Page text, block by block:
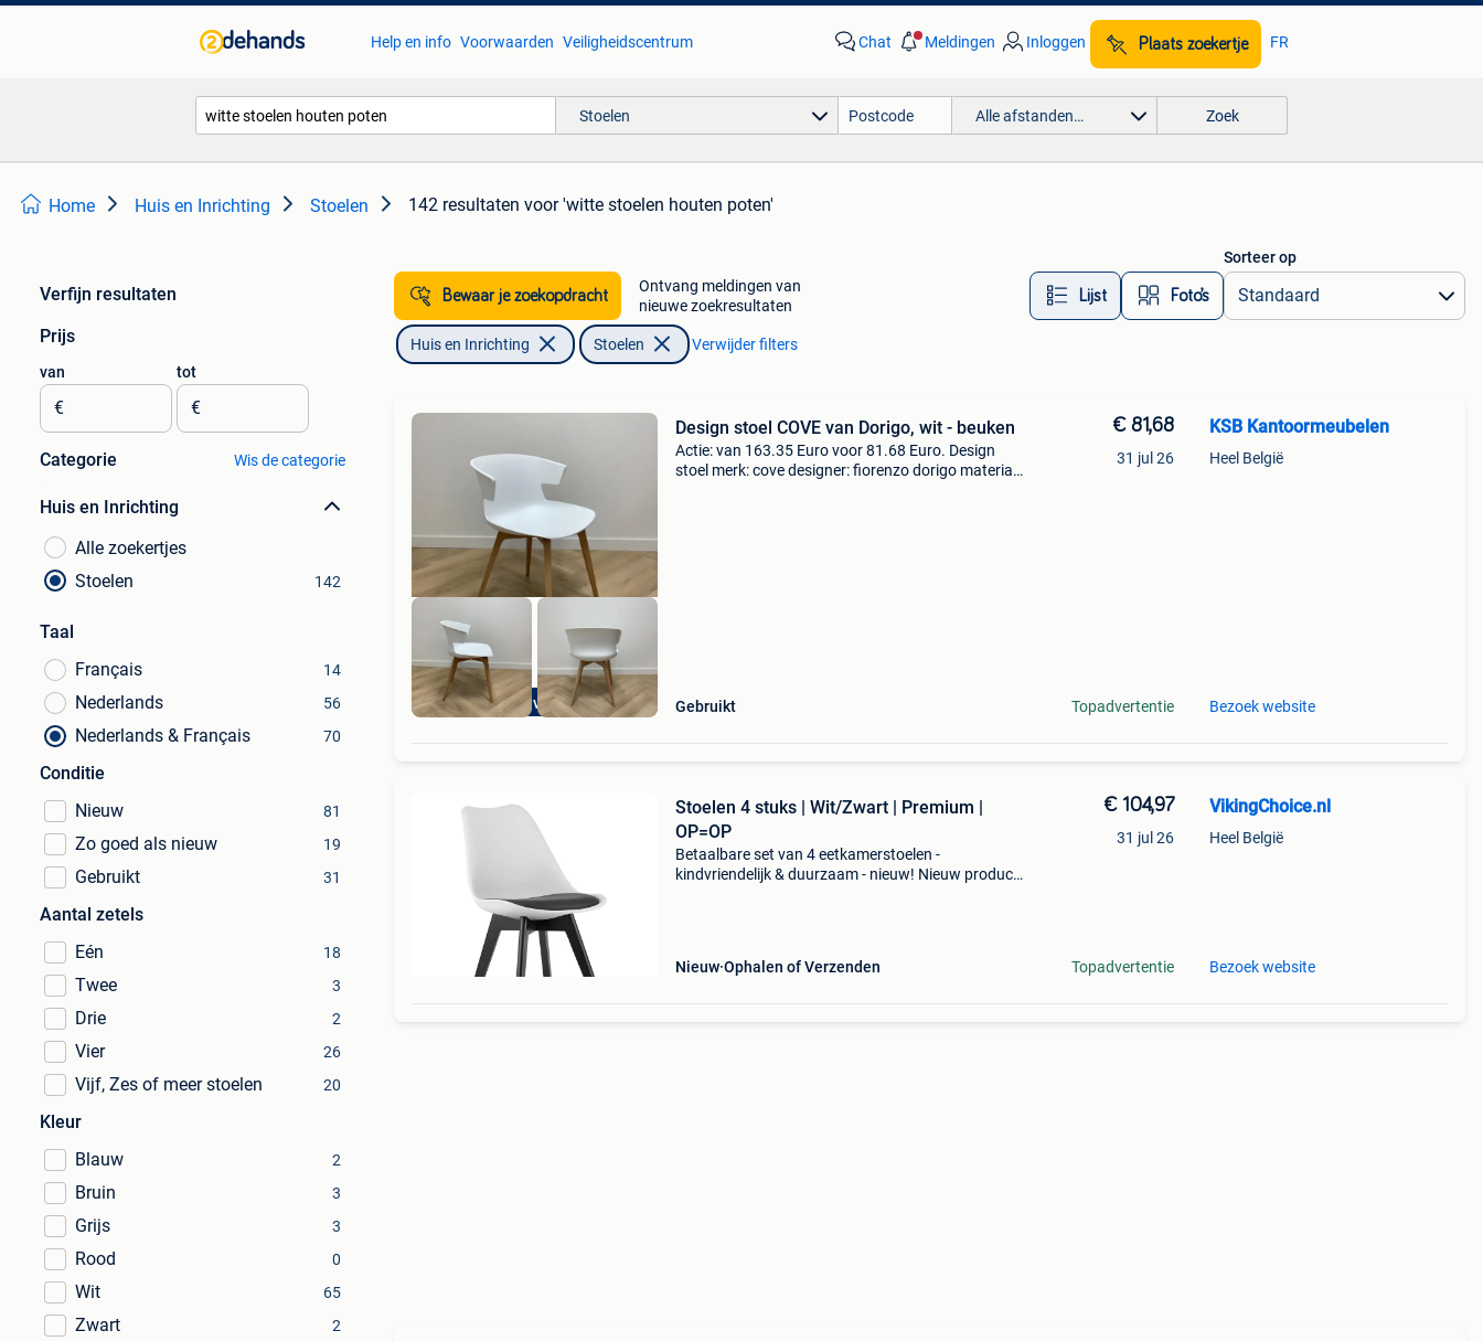
Help en info Voorwaarden Veiligheidscentrum Chat Meldingen Inloggen Plaats zoekertje FR
Stoelen Alle afstanden… Zoek
Home Huis en Inrichting Stoelen 142 resultaten voor 'witte stoelen houten poten'
Verfijn resultaten
Prijs
van
€
tot
€
Categorie Wis de categorie
Huis en Inrichting
Alle zoekertjes
Stoelen
142
Taal
Français
14
Nederlands 56
Nederlands & Français 70
Conditie
Nieuw
81
Zo goed als nieuw 19
Gebruikt 31
Aantal zetels
Eén
18
Twee 3
Drie 2
Vier 26
Vijf, Zes of meer stoelen 20
Kleur
Blauw
2
Bruin 3
Grijs 3
Rood 0
Wit 65
Zwart 2
Bewaar je zoekopdracht
Ontvang meldingen van
nieuwe zoekresultaten
Lijst Foto’s
Sorteer op
Huis en Inrichting Stoelen Verwijder filters
Alles op voorraad
Design stoel COVE van Dorigo, wit - beuken
Actie: van 163.35 Euro voor 81.68 Euro. Design
stoel merk: cove designer: fiorenzo dorigo materiaal
Gebruikt
€ 81,68
31 jul 26
Topadvertentie
KSB Kantoormeubelen
Heel België
Bezoek website
Stoelen 4 stuks | Wit/Zwart | Premium |
OP=OP
Betaalbare set van 4 eetkamerstoelen -
kindvriendelijk & duurzaam - nieuw! Nieuw product
Nieuw Ophalen of Verzenden
€ 104,97
31 jul 26
Topadvertentie
VikingChoice.nl
Heel België
Bezoek website